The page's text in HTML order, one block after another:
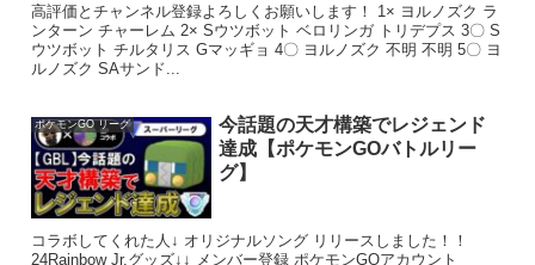
高評価とチャンネル登録よろしくお願いします！ 1× ヨルノズク ラ
ンターン チャーレム 2× Sウツボット ベロリンガ トリデプス 3〇 S
ウツボット チルタリス Gマッギョ 4〇 ヨルノズク 不明 不明 5〇 ヨ
ルノズク SAサンド...
ポケモンGO リーグ
今話題の天才構築でレジェンド
達成【ポケモンGOバトルリー
グ】
コラボしてくれた人↓ オリジナルソング リリースしました！！
24Rainbow Jr.グッズ↓↓ メンバー登録 ポケモンGOアカウント